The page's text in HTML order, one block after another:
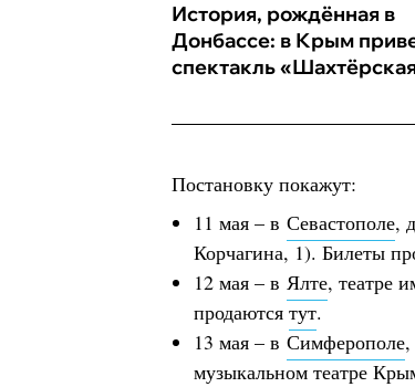
История, рождённая в
Донбассе: в Крым
спектакль
Постановку покажут:
11 мая – в Севастополе,
Корчагина, 1). Билеты
12 мая – в Ялте, театре
продаются тут.
13 мая – в Симферополе,
музыкальном театре